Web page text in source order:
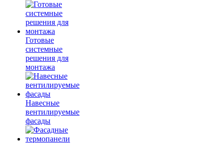
Готовые
системные
решения для
монтажа
Навесные
вентилируемые
фасады